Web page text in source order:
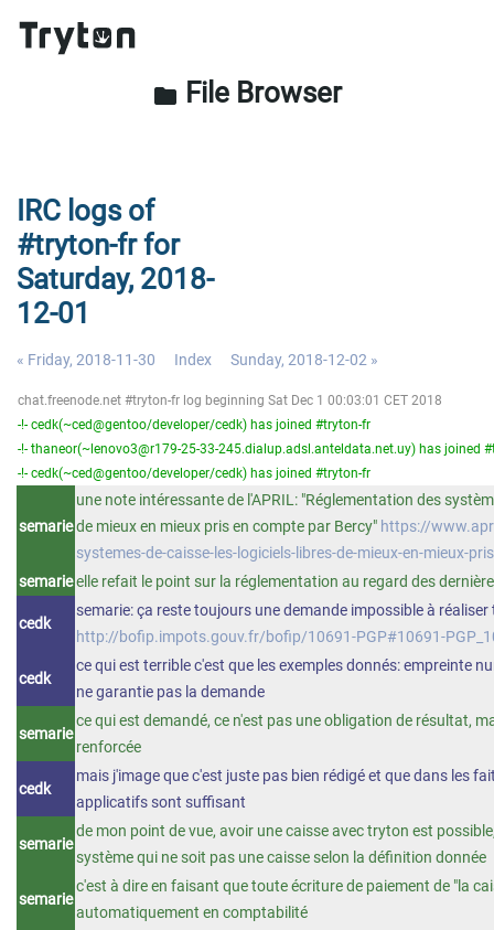
folder File Browser
IRC logs of
#tryton-fr for
Saturday, 2018-
12-01
« Friday, 2018-11-30 Index Sunday, 2018-12-02 »
chat.freenode.net #tryton-fr log beginning Sat Dec 1 00:03:01 CET 2018
-!- cedk(~ced@gentoo/developer/cedk) has joined #tryton-fr
-!- thaneor(~lenovo3@r179-25-33-245.dialup.adsl.anteldata.net.uy) has joined
-!- cedk(~ced@gentoo/developer/cedk) has joined #tryton-fr
semarie
une note intéressante de l'APRIL: "Réglementation des
de mieux en mieux pris en compte par Bercy" https://
systemes-de-caisse-les-logiciels-libres-de-mieux-en-mieux-
semarieelle refait le point sur la réglementation au regard des
cedk
semarie: ça reste toujours une demande impossible à
http://bofip.impots.gouv.fr/bofip/10691-PGP#10691-
cedk
ce qui est terrible c'est que les exemples donnés: empreinte
ne garantie pas la demande
semarie
ce qui est demandé, ce n'est pas une obligation de résultat,
renforcée
cedk
mais j'image que c'est juste pas bien rédigé et que dans les
applicatifs sont suffisant
semarie
de mon point de vue, avoir une caisse avec tryton est
système qui ne soit pas une caisse selon la définition donnée
semarie
c'est à dire en faisant que toute écriture de paiement de "la
automatiquement en comptabilité